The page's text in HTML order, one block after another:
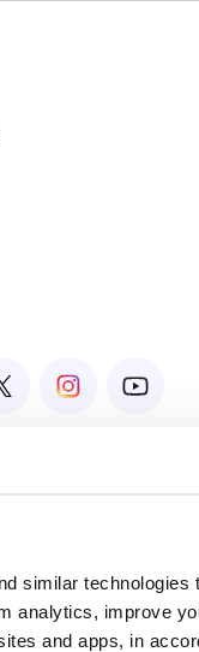
similar
analytics, improve
and apps, in